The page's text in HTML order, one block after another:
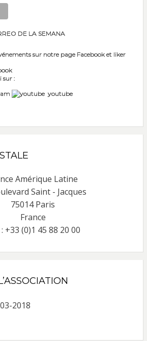
DE LA SEMANA
sur notre page Facebook et liker
sur :
youtube
Amérique Latine
Saint - Jacques
75014 Paris
France
+33 (0)1 45 88 20 00